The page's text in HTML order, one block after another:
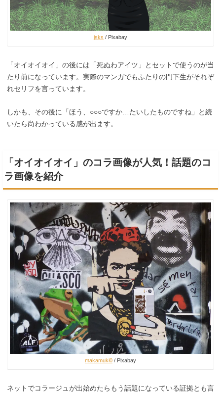
jsks / Pixabay
「オイオイオイ」の後には「死ぬわアイツ」とセットで使うのが当
たり前になっています。実際のマンガでもふたりの門下生がそれぞ
れセリフを言っています。
しかも、その後に「ほう、○○○ですか…たいしたものですね」と続
いたら尚わかっている感が出ます。
「オイオイオイ」のコラ画像が人気！話題のコ
ラ画像を紹介
makamuki0 / Pixabay
ネットでコラージュが出始めたらもう話題になっている証拠とも言